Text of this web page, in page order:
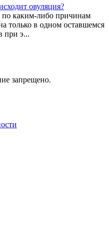
овуляция?
по каким-либо причинам
только в одном оставшемся
при э...
запрещено.